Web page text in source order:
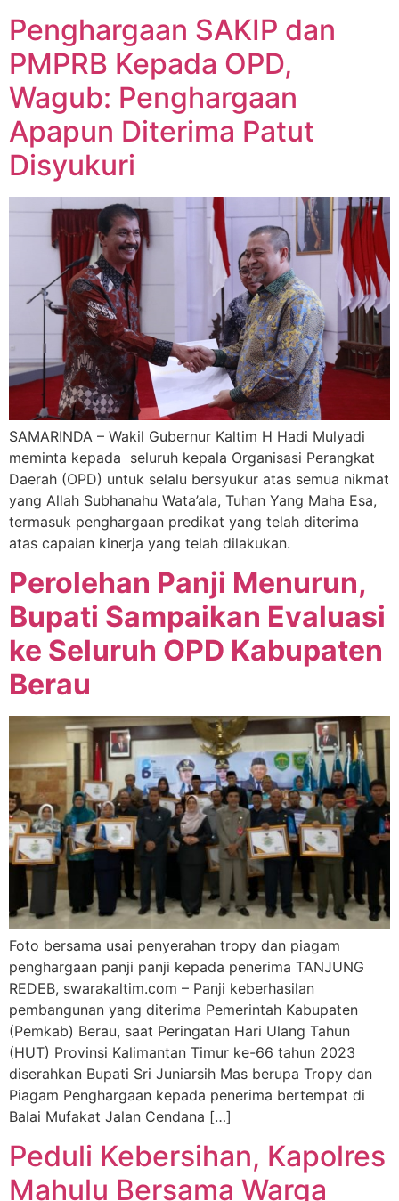
Penghargaan SAKIP dan
PMPRB Kepada OPD,
Wagub: Penghargaan
Apapun Diterima Patut
Disyukuri
SAMARINDA – Wakil Gubernur Kaltim H Hadi Mulyadi
meminta kepada seluruh kepala Organisasi Perangkat
Daerah (OPD) untuk selalu bersyukur atas semua nikmat
yang Allah Subhanahu Wata’ala, Tuhan Yang Maha Esa,
termasuk penghargaan predikat yang telah diterima
atas capaian kinerja yang telah dilakukan.
Perolehan Panji Menurun,
Bupati Sampaikan Evaluasi
ke Seluruh OPD Kabupaten
Berau
Foto bersama usai penyerahan tropy dan piagam
penghargaan panji panji kepada penerima TANJUNG
REDEB, swarakaltim.com – Panji keberhasilan
pembangunan yang diterima Pemerintah Kabupaten
(Pemkab) Berau, saat Peringatan Hari Ulang Tahun
(HUT) Provinsi Kalimantan Timur ke-66 tahun 2023
diserahkan Bupati Sri Juniarsih Mas berupa Tropy dan
Piagam Penghargaan kepada penerima bertempat di
Balai Mufakat Jalan Cendana […]
Peduli Kebersihan, Kapolres
Mahulu Bersama Warga